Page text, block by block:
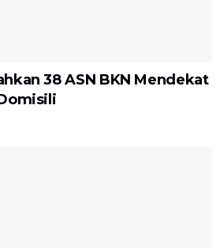
38 ASN BKN Mendekat